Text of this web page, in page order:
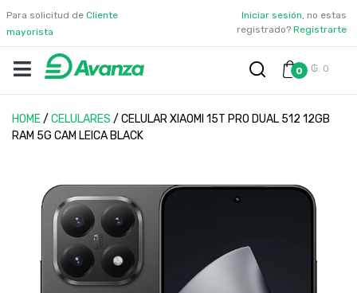
Para solicitud de Cliente
mayorista
Iniciar sesión, no estas
registrado? Registrarte
0 ₲. 0
HOME/ CELULARES / CELULAR XIAOMI 15T PRO DUAL 512 12GB
RAM 5G CAM LEICA BLACK